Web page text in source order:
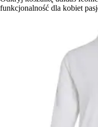
funkcjonalność dla kobiet